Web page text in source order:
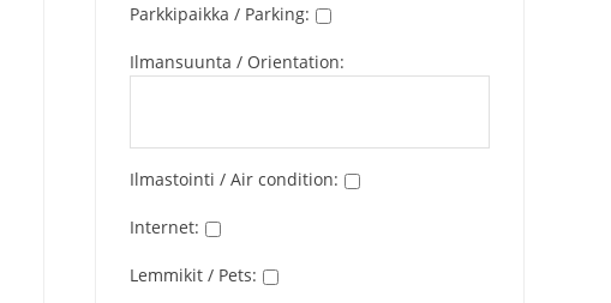
Parkkipaikka / Parking:
Ilmansuunta / Orientation:
Ilmastointi / Air condition:
Internet:
Lemmikit / Pets: